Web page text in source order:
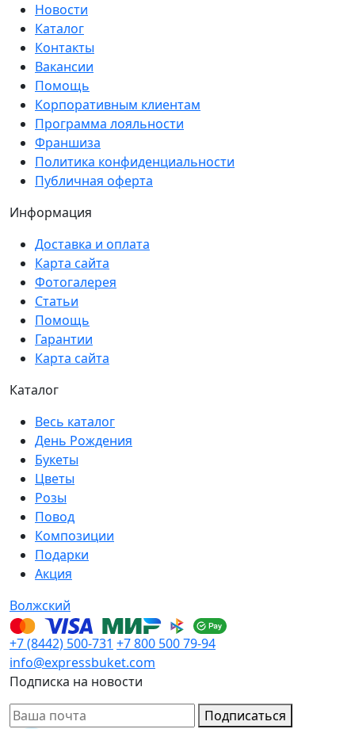
Новости
Каталог
Контакты
Вакансии
Помощь
Корпоративным клиентам
Программа лояльности
Франшиза
Политика конфиденциальности
Публичная оферта
Информация
Доставка и оплата
Карта сайта
Фотогалерея
Статьи
Помощь
Гарантии
Карта сайта
Каталог
Весь каталог
День Рождения
Букеты
Цветы
Розы
Повод
Композиции
Подарки
Акция
Волжский
+7 (8442) 500-731 +7 800 500 79-94
info@expressbuket.com
Подписка на новости
Подписаться